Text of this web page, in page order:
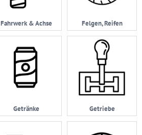
Fahrwerk & Achse Felgen, Reifen
Getränke Getriebe